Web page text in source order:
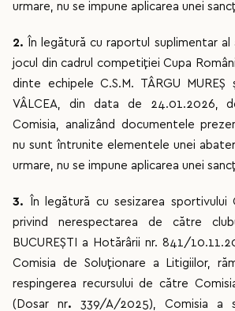
urmare, nu se impune aplicarea unei
2.
În legătură cu raportul suplimentar
jocul din cadrul competiției Cupa
dinte echipele C.S.M. TÂRGU MUREȘ
VÂLCEA, din data de 24.01.2026,
Comisia, analizând documentele
nu sunt întrunite elementele unei
urmare, nu se impune aplicarea unei
3.
În legătură cu sesizarea sportivului
privind nerespectarea de către
BUCUREȘTI a Hotărârii nr. 841/
Comisia de Soluționare a Litigiilor,
respingerea recursului de către
(Dosar nr. 339/A/2025), Comisia a